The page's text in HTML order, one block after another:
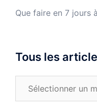
Que faire en 7 jours
Tous les